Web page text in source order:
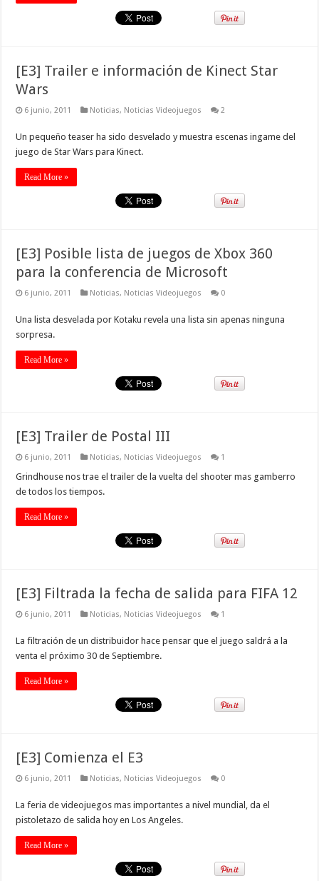
[E3] Trailer e información de Kinect Star
Wars
6 junio, 2011 Noticias, Noticias Videojuegos 2
Un pequeño teaser ha sido desvelado y muestra escenas ingame del
juego de Star Wars para Kinect.
Read More »
[E3] Posible lista de juegos de Xbox 360
para la conferencia de Microsoft
6 junio, 2011 Noticias, Noticias Videojuegos 0
Una lista desvelada por Kotaku revela una lista sin apenas ninguna
sorpresa.
Read More »
[E3] Trailer de Postal III
6 junio, 2011 Noticias, Noticias Videojuegos 1
Grindhouse nos trae el trailer de la vuelta del shooter mas gamberro
de todos los tiempos.
Read More »
[E3] Filtrada la fecha de salida para FIFA 12
6 junio, 2011 Noticias, Noticias Videojuegos 1
La filtración de un distribuidor hace pensar que el juego saldrá a la
venta el próximo 30 de Septiembre.
Read More »
[E3] Comienza el E3
6 junio, 2011 Noticias, Noticias Videojuegos 0
La feria de videojuegos mas importantes a nivel mundial, da el
pistoletazo de salida hoy en Los Angeles.
Read More »